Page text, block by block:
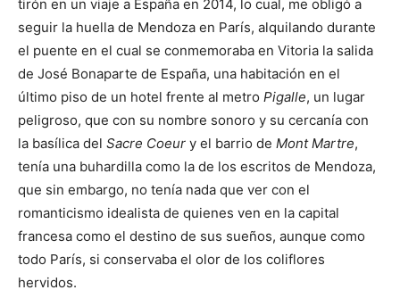
tirón en un viaje a España en 2014, lo cual, me obligó a
seguir la huella de Mendoza en París, alquilando durante
el puente en el cual se conmemoraba en Vitoria la salida
de José Bonaparte de España, una habitación en el
último piso de un hotel frente al metro Pigalle, un lugar
peligroso, que con su nombre sonoro y su cercanía con
la basílica del Sacre Coeur y el barrio de Mont Martre,
tenía una buhardilla como la de los escritos de Mendoza,
que sin embargo, no tenía nada que ver con el
romanticismo idealista de quienes ven en la capital
francesa como el destino de sus sueños, aunque como
todo París, si conservaba el olor de los coliflores
hervidos.